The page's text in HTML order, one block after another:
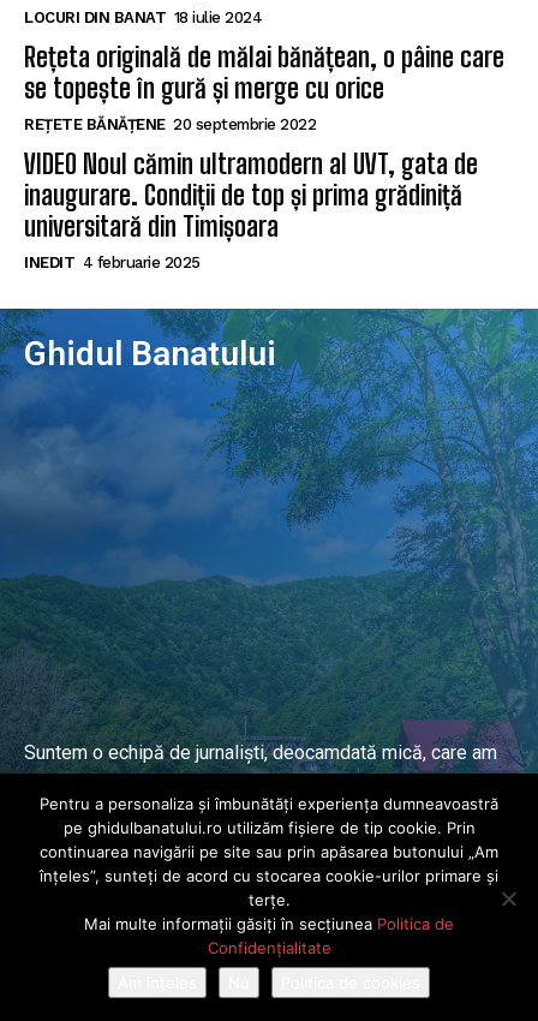
LOCURI DIN BANAT 18 iulie 2024
Rețeta originală de mălai bănățean, o pâine care
se topește în gură și merge cu orice
REȚETE BĂNĂȚENE 20 septembrie 2022
VIDEO Noul cămin ultramodern al UVT, gata de
inaugurare. Condiții de top și prima grădiniță
universitară din Timișoara
INEDIT 4 februarie 2025
Ghidul Banatului
Suntem o echipă de jurnaliști, deocamdată mică, care am
ani.
© Ghidul Banatului 2025. Toate drepturile rezervate · Dezvoltat de
Power Media FX
Pentru a personaliza și îmbunătăți experiența dumneavoastră
pe ghidulbanatului.ro utilizăm fișiere de tip cookie. Prin
continuarea navigării pe site sau prin apăsarea butonului „Am
înțeles”, sunteți de acord cu stocarea cookie-urilor primare și
terțe.
Mai multe informații găsiți în secțiunea Politica de
Confidențialitate